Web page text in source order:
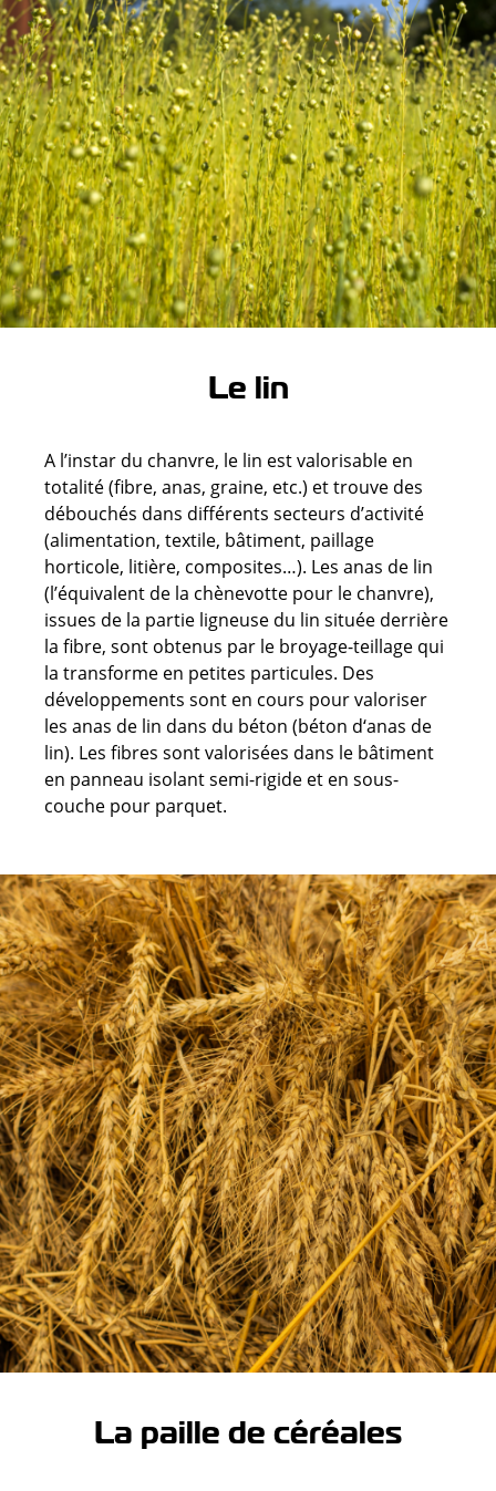
Le lin
A l’instar du chanvre, le lin est valorisable en
totalité (fibre, anas, graine, etc.) et trouve des
débouchés dans différents secteurs d’activité
(alimentation, textile, bâtiment, paillage
horticole, litière, composites…). Les anas de lin
(l’équivalent de la chènevotte pour le chanvre),
issues de la partie ligneuse du lin située derrière
la fibre, sont obtenus par le broyage-teillage qui
la transforme en petites particules. Des
développements sont en cours pour valoriser
les anas de lin dans du béton (béton d‘anas de
lin). Les fibres sont valorisées dans le bâtiment
en panneau isolant semi-rigide et en sous-
couche pour parquet.
La paille de céréales